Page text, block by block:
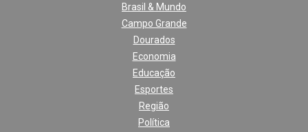
Brasil & Mundo
Campo Grande
Dourados
Economia
Educação
Esportes
Região
Política